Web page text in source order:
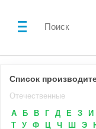
Поиск
Список
Отечественные
А
Б В Г Д Е З И
Т
У Ф Ц Ч Ш Э